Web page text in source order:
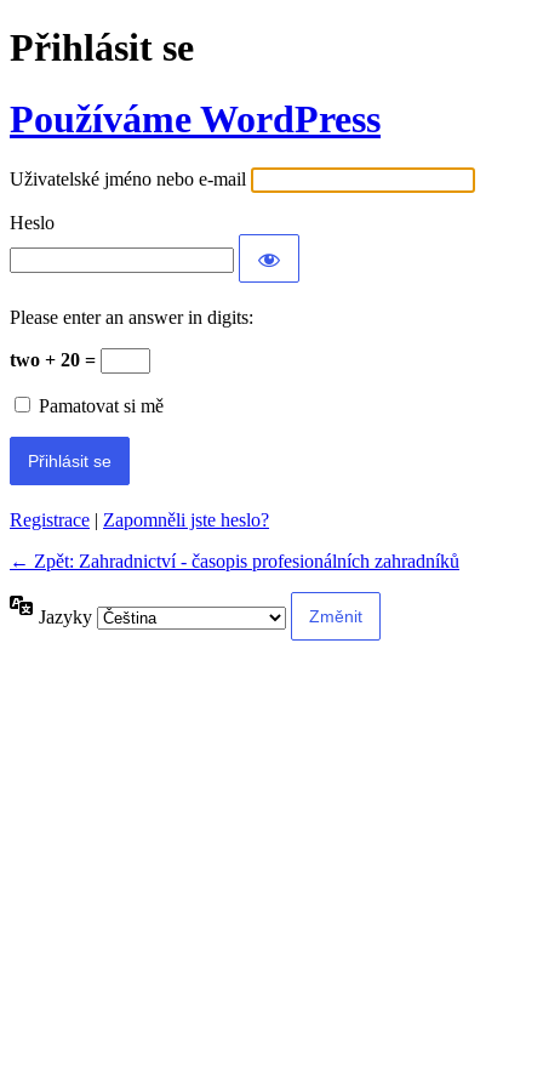
Přihlásit se
Používáme WordPress
Uživatelské jméno nebo e-mail
Heslo
Please enter an answer in digits:
two + 20 =
Pamatovat si mě
Registrace | Zapomněli jste heslo?
← Zpět: Zahradnictví - časopis profesionálních zahradníků
Jazyky